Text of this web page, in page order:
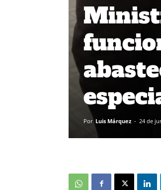
Por Luis Márquez - 24 de